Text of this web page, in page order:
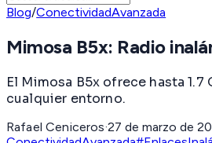
Blog/ConectividadAvanzada
Mimosa B5x: Radio
El Mimosa B5x ofrece hasta
cualquier entorno.
Rafael Ceniceros·27 de marzo de